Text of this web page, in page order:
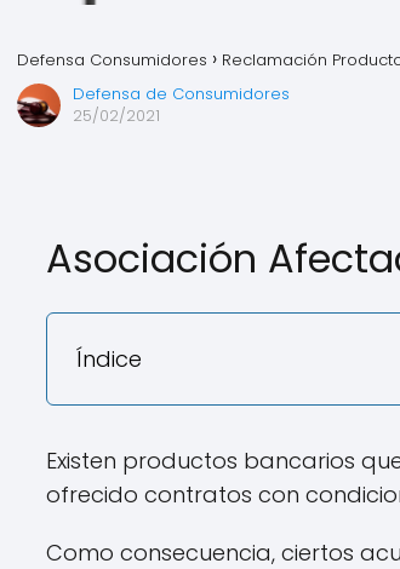
Defensa Consumidores Reclamación
Defensa de Consumidores
25/02/2021
Asociación
Índice
Existen productos bancarios
ofrecido contratos con
Como consecuencia, ciertos